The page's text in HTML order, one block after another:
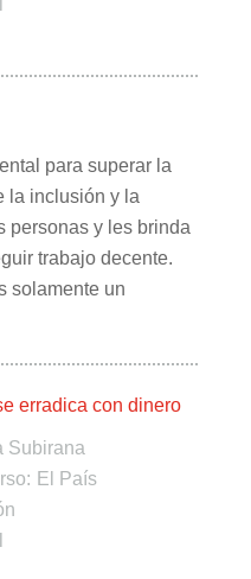
para superar la
la inclusión y la
personas y les brinda
trabajo decente.
solamente un
erradica con dinero
Subirana
El País